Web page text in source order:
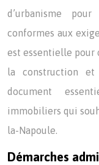
d’urbanisme
conformes aux
est essentielle pour
la construction et
document
immobiliers qui
la-Napoule.
Démarches